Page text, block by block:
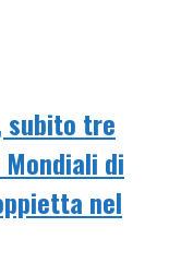
subito tre
di
nel